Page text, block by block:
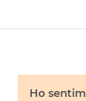
Ho